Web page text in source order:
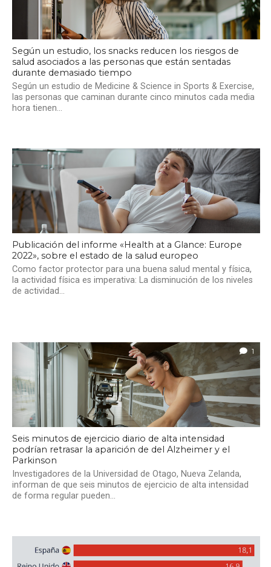
Según un estudio, los snacks reducen los riesgos de
salud asociados a las personas que están sentadas
durante demasiado tiempo
Según un estudio de Medicine & Science in Sports & Exercise,
las personas que caminan durante cinco minutos cada media
hora tienen...
Publicación del informe «Health at a Glance: Europe
2022», sobre el estado de la salud europeo
Como factor protector para una buena salud mental y física,
la actividad física es imperativa: La disminución de los niveles
de actividad...
1
Seis minutos de ejercicio diario de alta intensidad
podrían retrasar la aparición de del Alzheimer y el
Parkinson
Investigadores de la Universidad de Otago, Nueva Zelanda,
informan de que seis minutos de ejercicio de alta intensidad
de forma regular pueden...